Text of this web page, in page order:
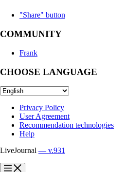
"Share" button
COMMUNITY
Frank
CHOOSE LANGUAGE
Privacy Policy
User Agreement
Recommendation technologies
Help
LiveJournal — v.931
?
?